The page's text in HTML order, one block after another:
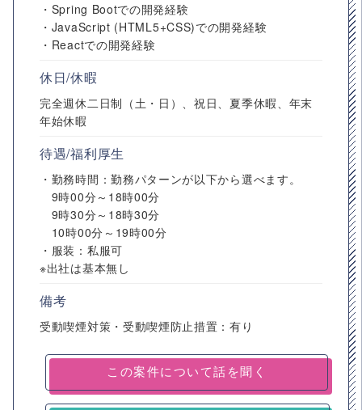
・Spring Bootでの開発経験
・JavaScript (HTML5+CSS)での開発経験
・Reactでの開発経験
休日/休暇
完全週休二日制（土・日）、祝日、夏季休暇、年末
年始休暇
待遇/福利厚生
・勤務時間：勤務パターンが以下から選べます。
9時00分～18時00分
9時30分～18時30分
10時00分～19時00分
・服装：私服可
※出社は基本無し
備考
受動喫煙対策・受動喫煙防止措置：有り